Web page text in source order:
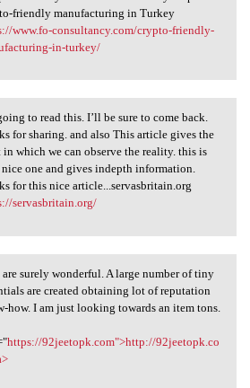
friendly manufacturing in Turkey
www.fo-consultancy.com/crypto-friendly-
in-turkey/
to read this. I’ll
to read this. I’ll be sure to come back.
for sharing. and also This article gives the
which we can observe the reality. this is
one and gives indepth information.
for this nice article...servasbritain.org
servasbritain.org/
surely wonderful. A
are surely wonderful. A large number of tiny
are created obtaining lot of reputation
how. I am just looking towards an item tons.
https://92jeetopk.com">http://92jeetopk.co